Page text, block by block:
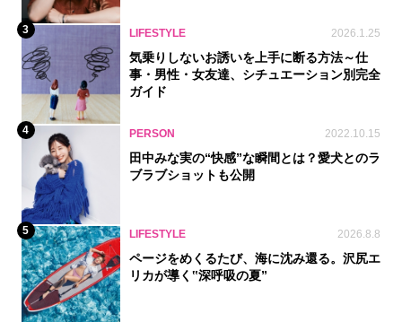
3 LIFESTYLE 2026.1.25
気乗りしないお誘いを上手に断る方法～仕
事・男性・女友達、シチュエーション別完全
ガイド
4 PERSON 2022.10.15
田中みな実の“快感”な瞬間とは？愛犬とのラ
ブラブショットも公開
5 LIFESTYLE 2026.8.8
ページをめくるたび、海に沈み還る。沢尻エ
リカが導く‟深呼吸の夏”